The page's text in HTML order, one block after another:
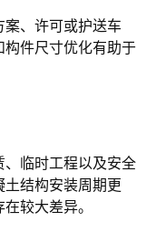
、许可或护送车
件尺寸优化有助于
临时工程以及安全
结构安装周期更
较大差异。